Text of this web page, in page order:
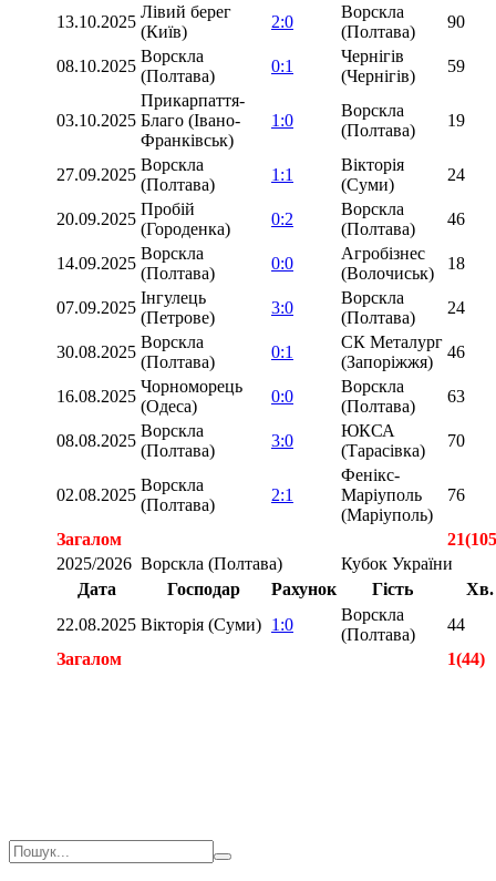
13.10.2025
Лівий берег
(Київ)
2:0
Ворскла
(Полтава)
90
08.10.2025
Ворскла
(Полтава)
0:1
Чернігів
(Чернігів)
59
03.10.2025
Прикарпаття-
Благо (Івано-
Франківськ)
1:0
Ворскла
(Полтава)
19
27.09.2025
Ворскла
(Полтава)
1:1
Вікторія
(Суми)
24
20.09.2025
Пробій
(Городенка)
0:2
Ворскла
(Полтава)
46
14.09.2025
Ворскла
(Полтава)
0:0
Агробізнес
(Волочиськ)
18
07.09.2025
Інгулець
(Петрове)
3:0
Ворскла
(Полтава)
24
30.08.2025
Ворскла
(Полтава)
0:1
СК Металург
(Запоріжжя)
46
16.08.2025
Чорноморець
(Одеса)
0:0
Ворскла
(Полтава)
63
08.08.2025
Ворскла
(Полтава)
3:0
ЮКСА
(Тарасівка)
70
02.08.2025
Ворскла
(Полтава)
2:1
Фенікс-
Маріуполь
(Маріуполь)
76
Загалом
2025/2026 Ворскла (Полтава)
Кубок України
Дата
Господар Рахунок Гість
Хв.
22.08.2025 Вікторія (Суми) 1:0
Ворскла
(Полтава)
44
Загалом
1(44)